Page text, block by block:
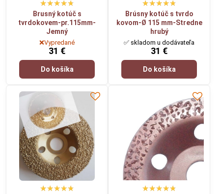
Brusný kotúč s
tvrdokovem-pr.115mm-
Jemný
❌Vypredané
31 €
Do košíka
Brúsny kotúč s tvrdo
kovom-Ø 115 mm-Stredne
hrubý
✅ skladom u dodávateľa
31 €
Do košíka